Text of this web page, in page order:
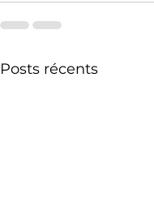
Posts récents